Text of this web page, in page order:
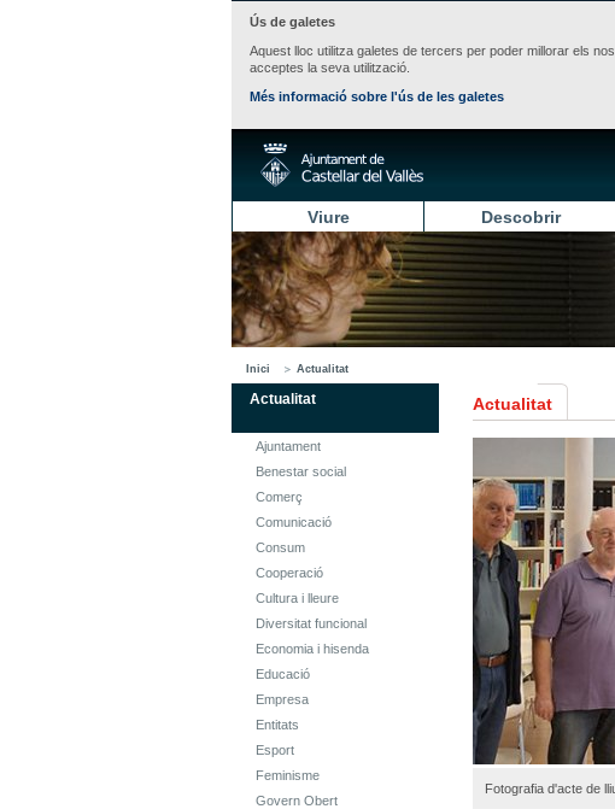
Ús de galetes
Aquest lloc utilitza galetes de tercers per poder millorar els
acceptes la seva utilització.
Més informació sobre l'ús de les galetes
Viure Descobrir
Inici Actualitat
Actualitat
Ajuntament
Benestar social
Comerç
Comunicació
Consum
Cooperació
Cultura i lleure
Diversitat funcional
Economia i hisenda
Educació
Empresa
Entitats
Esport
Feminisme
Govern Obert
Actualitat
Fotografia d'acte de